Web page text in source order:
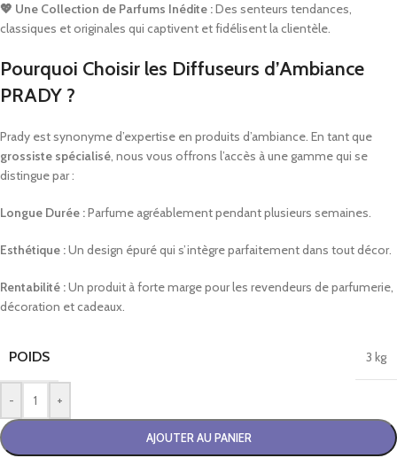
💖 Une Collection de Parfums Inédite :Des senteurs tendances,
classiques et originales qui captivent et fidélisent la clientèle.
Pourquoi Choisir les Diffuseurs d’Ambiance
PRADY ?
Prady est synonyme d’expertise en produits d’ambiance. En tant que
grossiste spécialisé, nous vous offrons l’accès à une gamme qui se
distingue par :
Longue Durée :Parfume agréablement pendant plusieurs semaines.
Esthétique :Un design épuré qui s’intègre parfaitement dans tout décor.
Rentabilité :Un produit à forte marge pour les revendeurs de parfumerie,
décoration et cadeaux.
POIDS 3 kg
- +
AJOUTER AU PANIER